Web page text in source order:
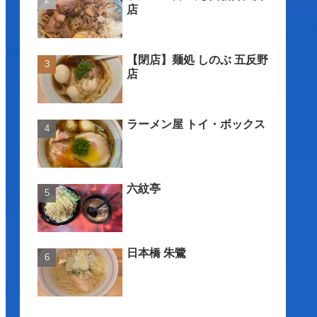
店
【閉店】麺処 しのぶ 五反野
店
ラーメン屋 トイ・ボックス
六紋亭
日本橋 朱鷺